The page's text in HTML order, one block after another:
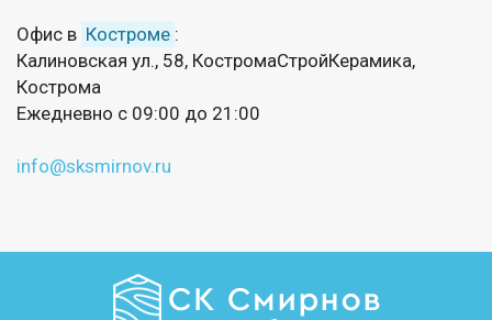
Офис в Костроме :
Калиновская ул., 58, КостромаСтройКерамика,
Кострома
Ежедневно с 09:00 до 21:00
info@sksmirnov.ru